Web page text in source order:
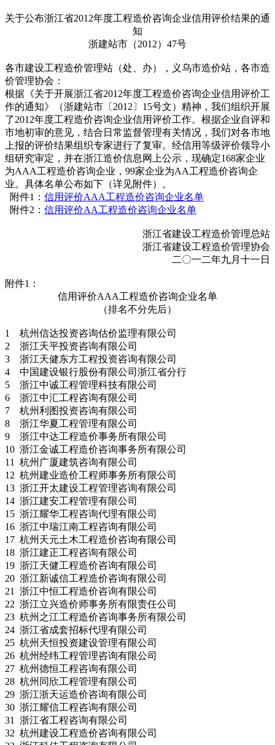
关于公布浙江省2012年度工程造价咨询企业信用评价结果的通
知
浙建站市（2012）47号
各市建设工程造价管理站（处、办），义乌市造价站，各市造
价管理协会：
根据《关于开展浙江省2012年度工程造价咨询企业信用评价工
作的通知》（浙建站市〔2012〕15号文）精神，我们组织开展
了2012年度工程造价咨询企业信用评价工作。根据企业自评和
市地初审的意见，结合日常监督管理有关情况，我们对各市地
上报的评价结果组织专家进行了复审。经信用等级评价领导小
组研究审定，并在浙江造价信息网上公示，现确定168家企业
为AAA工程造价咨询企业，99家企业为AA工程造价咨询企
业。具体名单公布如下（详见附件）。
附件1： 信用评价AAA工程造价咨询企业名单
附件2： 信用评价AA工程造价咨询企业名单
浙江省建设工程造价管理总站
浙江省建设工程造价管理协会
二〇一二年九月十一日
附件1：
信用评价AAA工程造价咨询企业名单
（排名不分先后）
1 杭州信达投资咨询估价监理有限公司
2 浙江天平投资咨询有限公司
3 浙江天健东方工程投资咨询有限公司
4 中国建设银行股份有限公司浙江省分行
5 浙江中诚工程管理科技有限公司
6 浙江中汇工程咨询有限公司
7 杭州利图投资咨询有限公司
8 浙江华夏工程管理有限公司
9 浙江中达工程造价事务所有限公司
10 浙江金诚工程造价咨询事务所有限公司
11 杭州广厦建筑咨询有限公司
12 杭州建业造价工程师事务所有限公司
13 浙江开太建设工程管理咨询有限公司
14 浙江建安工程管理有限公司
15 浙江耀华工程咨询代理有限公司
16 浙江中瑞江南工程咨询有限公司
17 杭州天元土木工程造价咨询有限公司
18 浙江建正工程咨询有限公司
19 浙江天健工程造价咨询有限公司
20 浙江新诚信工程造价咨询有限公司
21 浙江中恒工程造价咨询有限公司
22 浙江立兴造价师事务所有限责任公司
23 杭州之江工程造价咨询事务所有限公司
24 浙江省成套招标代理有限公司
25 杭州天恒投资建设管理有限公司
26 杭州经纬工程管理咨询有限公司
27 杭州德恒工程咨询有限公司
28 杭州同欣工程管理有限公司
29 浙江浙天运造价咨询有限公司
30 浙江耀信工程咨询有限公司
31 浙江省工程咨询有限公司
32 杭州建设工程造价咨询有限公司